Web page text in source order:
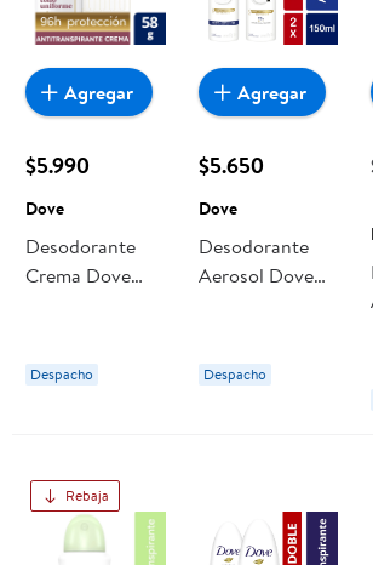
$5.990
Dove
Desodorante
Crema Dove
Despacho
Agregar
$5.650
Dove
Desodorante
Aerosol Dove
Despacho
Agregar
Rebaja